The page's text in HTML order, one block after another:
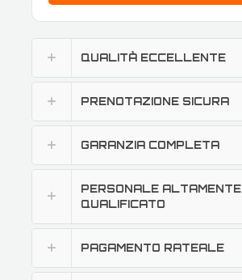
QUALITÀ ECCELLENTE
PRENOTAZIONE SICURA
GARANZIA COMPLETA
PERSONALE ALTAMENTE
QUALIFICATO
PAGAMENTO RATEALE